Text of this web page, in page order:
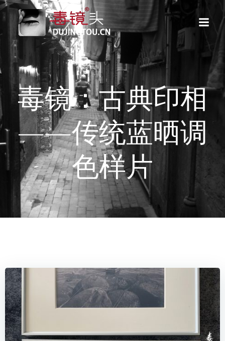
到
内
容
毒镜：古典印相
——传统蓝晒调
色样片